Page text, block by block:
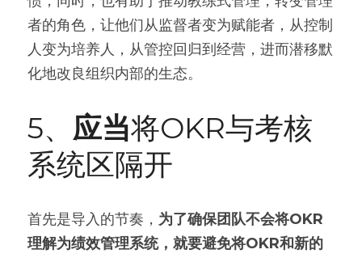
者的角色，让他们从监督者变为赋能者，从控制
人变为培养人，从管控回归到经营，进而潜移默
化地改良组织内部的生态。
5、 应当将OKR与考核
系统区隔开
首先是导入的节奏， 为了确保团队不会将OKR
理解为绩效管理系统，就要避免将OKR和新的